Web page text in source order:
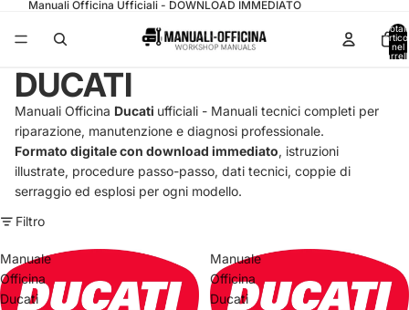
Manuali Officina Ufficiali - DOWNLOAD IMMEDIATO
nel
DUCATI
Manuali Officina Ducati ufficiali - Manuali tecnici completi per
riparazione, manutenzione e diagnosi professionale.
Formato digitale con download immediato, istruzioni
illustrate, procedure passo-passo, dati tecnici, coppie di
serraggio ed esplosi per ogni modello.
Filtro
Manuale
Officina
Ducati
Manuale
Officina
Ducati